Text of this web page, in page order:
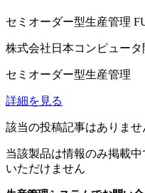
セミオーダー型生産管理
株式会社日本コンピュータ
セミオーダー型生産管理
詳細を見る
該当の投稿記事はありませ
当該製品は情報のみ掲載
いただけません